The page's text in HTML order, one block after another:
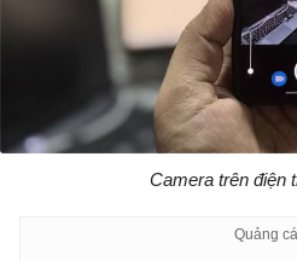
Camera trên điện